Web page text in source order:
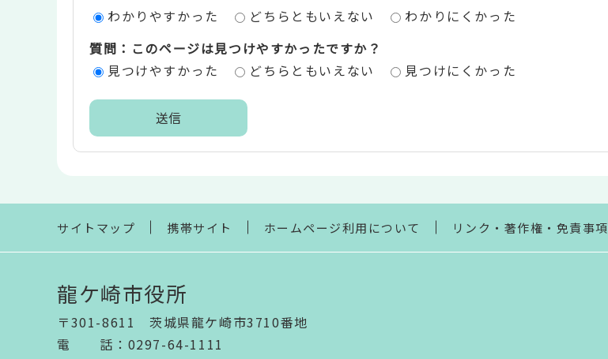
エ
わかりやすかった
どちらともいえない
わかりにくかった
質問：このページは見つけやすかったですか？
見つけやすかった
どちらともいえない 見つけにくかった
ま
サイトマップ 携帯サイト ホームページ利用について リンク・著作権・免責事項
龍ケ崎市役所
〒301-8611 茨城県龍ケ崎市3710番地
電話 ： 0297-64-1111